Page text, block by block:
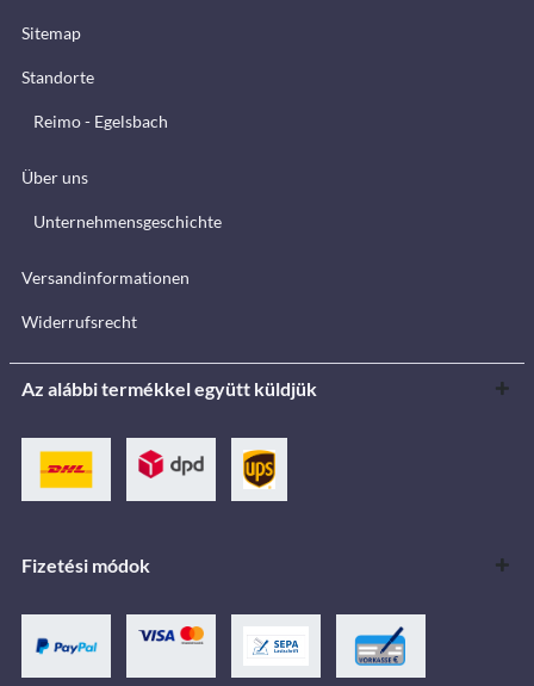
Sitemap
Standorte
Reimo - Egelsbach
Über uns
Unternehmensgeschichte
Versandinformationen
Widerrufsrecht
Az alábbi termékkel együtt küldjük
Fizetési módok